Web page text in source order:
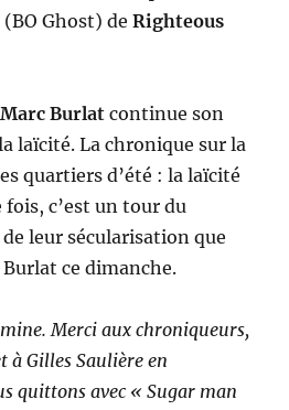
Ghost) deRighteous
Marc Burlat continue son
laïcité. La chronique sur la
quartiers d’été : la laïcité
fois, c’est un tour du
leur sécularisation que
ce dimanche.
Merci aux chroniqueurs,
à Gilles Saulière en
quittons avec « Sugar man